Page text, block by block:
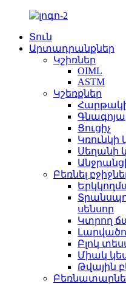
Տուն
Արտադրանքներ
Կշիռներ
OIML
ASTM
Կշեռքներ
Ցուցիչ
Կռունկի
Սեղանի
Բեռնել
սենսոր
Կտրող
Բլոկ
Միակ
Թվային